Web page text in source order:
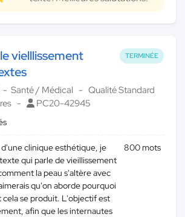
TERMINÉE
vielllissement
Santé / Médical
Qualité Standard
PC20-42945
d'une clinique esthétique, je
qui parle de vieillissement
la peau s'altère avec
qu'on aborde pourquoi
se produit. L'objectif est
afin que les internautes
800 mots